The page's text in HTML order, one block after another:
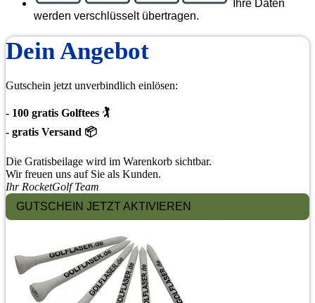
Ihre Daten
werden verschlüsselt übertragen.
Dein Angebot
Gutschein jetzt unverbindlich einlösen:
- 100 gratis Golftees 🏌
- gratis Versand 📦
Die Gratisbeilage wird im Warenkorb sichtbar.
Wir freuen uns auf Sie als Kunden.
Ihr RocketGolf Team
GUTSCHEIN JETZT AKTIVIEREN